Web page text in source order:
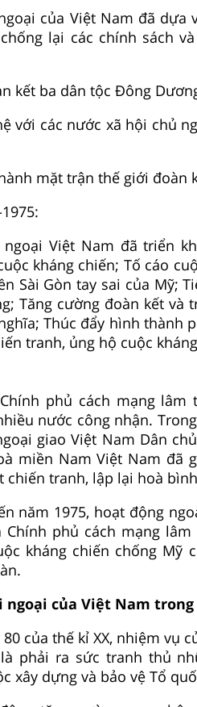
của Việt Nam đã
lại các chính sách
kết ba dân tộc Đông
với các nước xã hội chủ
mặt trận thế giới đoàn
Việt Nam đã triển
kháng chiến; Tố cáo
Sài Gòn tay sai của Mỹ;
Tăng cường đoàn kết và
Thúc đẩy hình thành
tranh, ủng hộ cuộc
Chính phủ cách mạng
nước công nhận.
giao Việt Nam Dân
miền Nam Việt Nam đã
chiến tranh, lập lại hoà
năm 1975, hoạt động
Chính phủ cách mạng
kháng chiến chống Mỹ
ngoại của Việt Nam trong
của thế kỉ XX, nhiệm vụ
là phải ra sức tranh thủ
xây dựng và bảo vệ Tổ